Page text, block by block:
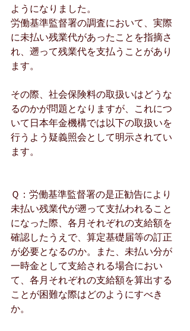
ようになりました。
労働基準監督署の調査において、実際
に未払い残業代があったことを指摘さ
れ、遡って残業代を支払うことがあり
ます。
その際、社会保険料の取扱いはどうな
るのかが問題となりますが、これにつ
いて日本年金機構では以下の取扱いを
行うよう疑義照会として明示されてい
ます。
Ｑ：労働基準監督署の是正勧告により
未払い残業代が遡って支払われること
になった際、各月それぞれの支給額を
確認したうえで、算定基礎届等の訂正
が必要となるのか。また、未払い分が
一時金として支給される場合におい
て、各月それぞれの支給額を算出する
ことが困難な際はどのようにすべき
か。